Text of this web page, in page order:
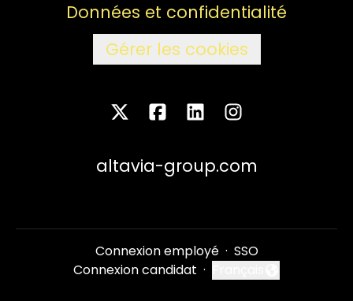
Données et confidentialité
Gérer les cookies
altavia-group.com
Connexion employé · SSO
Connexion candidat · Changer la langue